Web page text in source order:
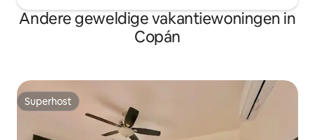
Andere geweldige vakantiewoningen in
Copán
Superhost
Superhost